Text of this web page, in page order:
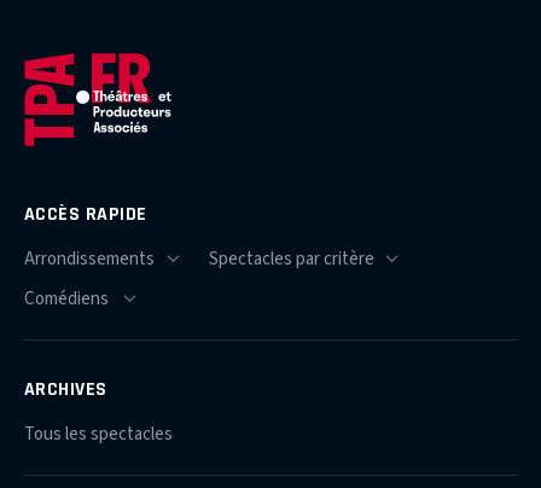
ACCÈS RAPIDE
ARCHIVES
Tous les spectacles